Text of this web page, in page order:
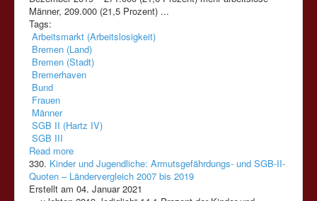
Männer, 209.000 (21,5 Prozent) ...
Tags:
Arbeitsmarkt (Arbeitslosigkeit)
Bremen (Land)
Bremen (Stadt)
Bremerhaven
Bund
Frauen
Männer
SGB II (Hartz IV)
SGB III
Read more
330. Kinder und Jugendliche: Armutsgefährdungs- und SGB-II-
Quoten – Ländervergleich 2007 bis 2019
Erstellt am 04. Januar 2021